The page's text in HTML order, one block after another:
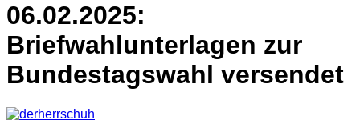
06.02.2025:
Briefwahlunterlagen zur
Bundestagswahl versendet